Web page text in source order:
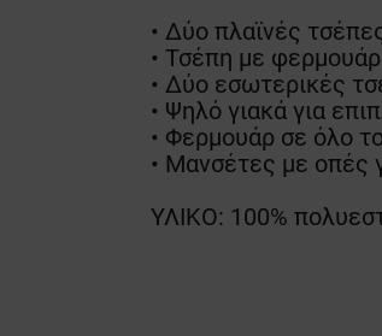
• Δύο πλαϊνές
• Τσέπη με
• Δύο εσωτερικές
• Ψηλό γιακά για
• Φερμουάρ σε όλο
• Μανσέτες με οπές
ΥΛΙΚΟ: 100%